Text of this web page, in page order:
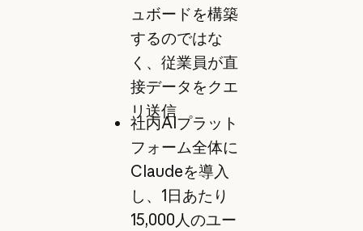
ュボードを構築
するのではな
く、従業員が直
接データをクエ
リ送信
社内AIプラット
フォーム全体に
Claudeを導入
し、1日あたり
15,000人のユー